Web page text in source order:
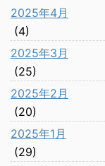
2025年4月
(4)
2025年3月
(25)
2025年2月
(20)
2025年1月
(29)